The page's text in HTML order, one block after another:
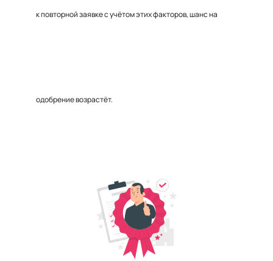
к повторной заявке с учётом этих факторов, шанс на
одобрение возрастёт.